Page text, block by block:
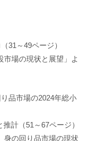
31～49ページ）
市場の現状と展望」よ
品市場の2024年総小
計（51～67ページ）
身の回り品市場の現状